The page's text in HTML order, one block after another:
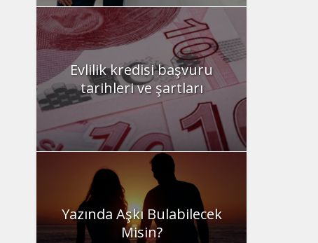
Evlilik kredisi başvuru
tarihleri ve şartları
Yazında Aşkı Bulabilecek
Misin?